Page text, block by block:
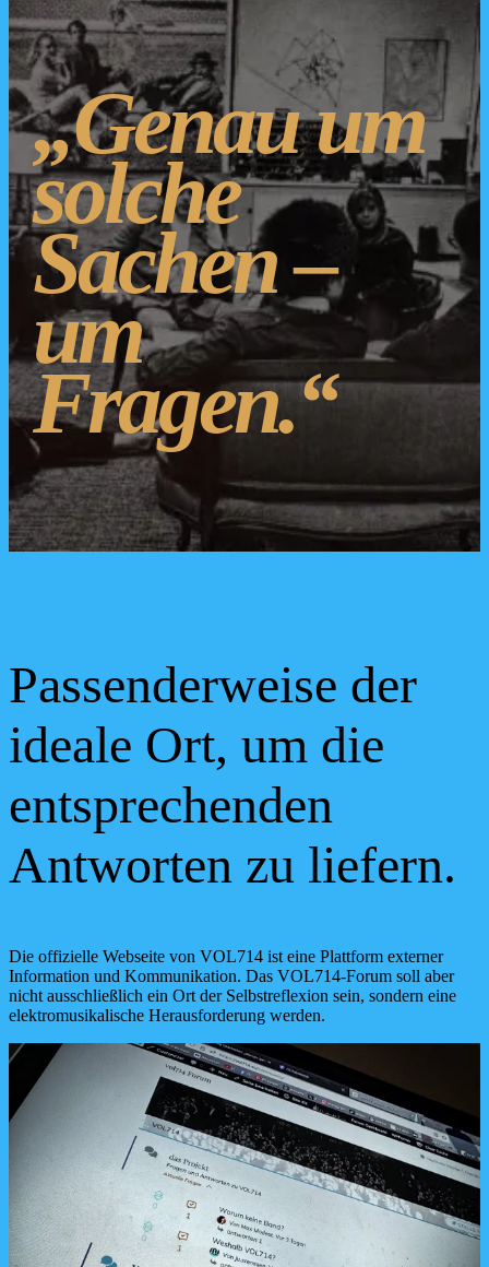
„Genau um
solche
Sachen –
um
Fragen.“
Passenderweise der
ideale Ort, um die
entsprechenden
Antworten zu liefern.
Die offizielle Webseite von VOL714 ist eine Plattform externer
Information und Kommunikation. Das VOL714-Forum soll aber
nicht ausschließlich ein Ort der Selbstreflexion sein, sondern eine
elektromusikalische Herausforderung werden.